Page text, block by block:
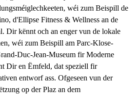
wéi zum Beispill de
d'Ellipse Fitness & Wellness an de
Dir kënnt och an enger vun de lokale
wéi zum Beispill am Parc-Klose-
Duc-Jean-Museum fir Moderne
Dir en Ëmfeld, dat speziell fir
entworf ass. Ofgeseen vun der
op der Plaz an dem